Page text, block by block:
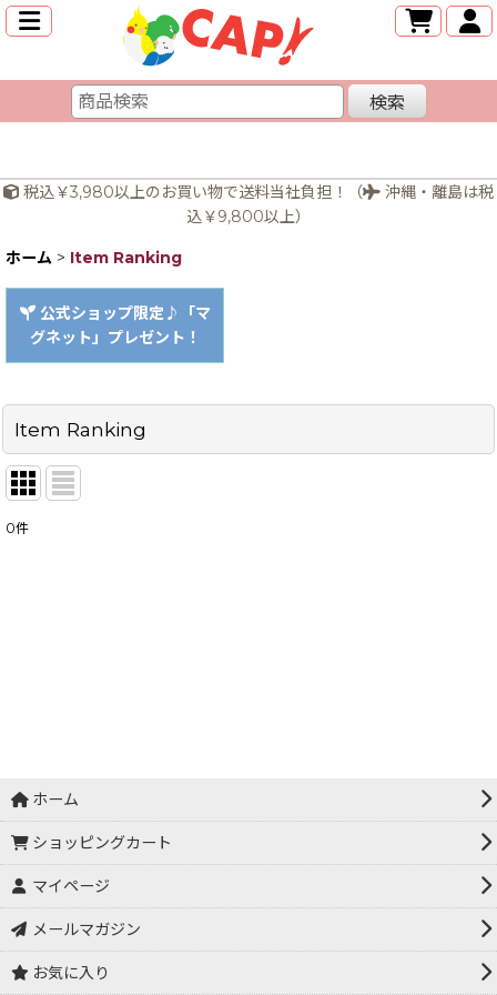
検索
税込￥3,980以上のお買い物で送料当社負担！（
沖縄・離島は税
込￥9,800以上）
ホーム > Item Ranking
公式ショップ限定♪「マ
グネット」プレゼント！
Item Ranking
0件
ホーム
ショッピングカート
マイページ
メールマガジン
お気に入り